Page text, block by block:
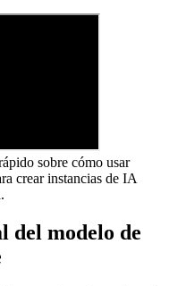
sobre cómo usar
crear instancias de IA
del modelo de